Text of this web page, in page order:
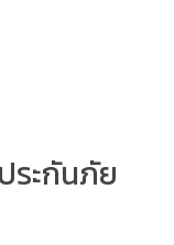
ระกันภัย